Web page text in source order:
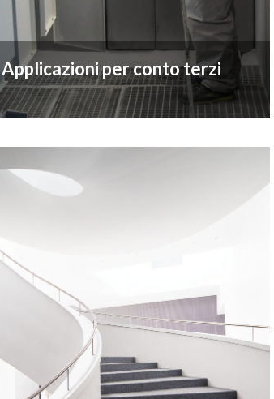
Applicazioni per conto terzi